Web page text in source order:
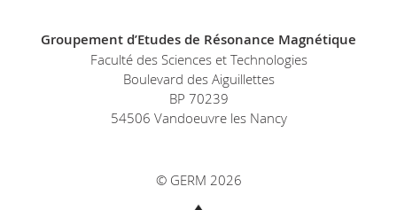
Groupement d’Etudes de Résonance Magnétique
Faculté des Sciences et Technologies
Boulevard des Aiguillettes
BP 70239
54506 Vandoeuvre les Nancy
© GERM 2026